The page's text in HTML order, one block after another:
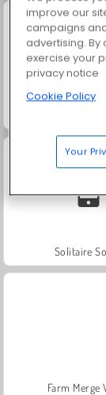
Solitaire
Farm Merge
improve our
campaigns
advertising. By
exercise your
privacy notice
Cookie Policy
Your